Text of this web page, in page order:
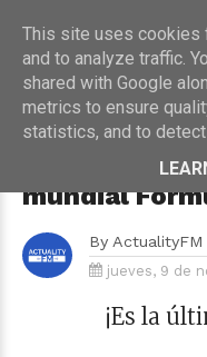
HOME›CONCIERTOS
Romeo
para dar
mundial
By ActualityFM
jueves, 9 de
¡Es la
This site uses cookies
and to analyze traffic.
shared with Google
metrics to ensure
statistics, and to